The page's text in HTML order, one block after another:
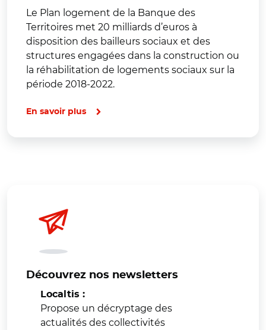
Le Plan logement de la Banque des
Territoires met 20 milliards d’euros à
disposition des bailleurs sociaux et des
structures engagées dans la construction ou
la réhabilitation de logements sociaux sur la
période 2018-2022.
En savoir plus
Découvrez nos newsletters
Localtis :
Propose un décryptage des
actualités des collectivités